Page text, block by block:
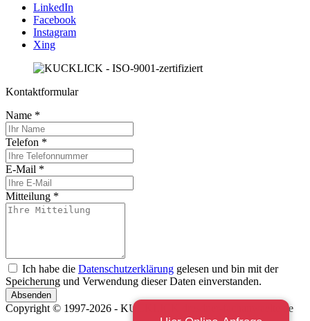
LinkedIn
Facebook
Instagram
Xing
Kontaktformular
Name *
Telefon *
E-Mail *
Mitteilung *
Ich habe die Datenschutzerklärung gelesen und bin mit der
Speicherung und Verwendung dieser Daten einverstanden.
Absenden
Copyright © 1997-2026 - KUCKLICK dresdner-fachanwaelte.de